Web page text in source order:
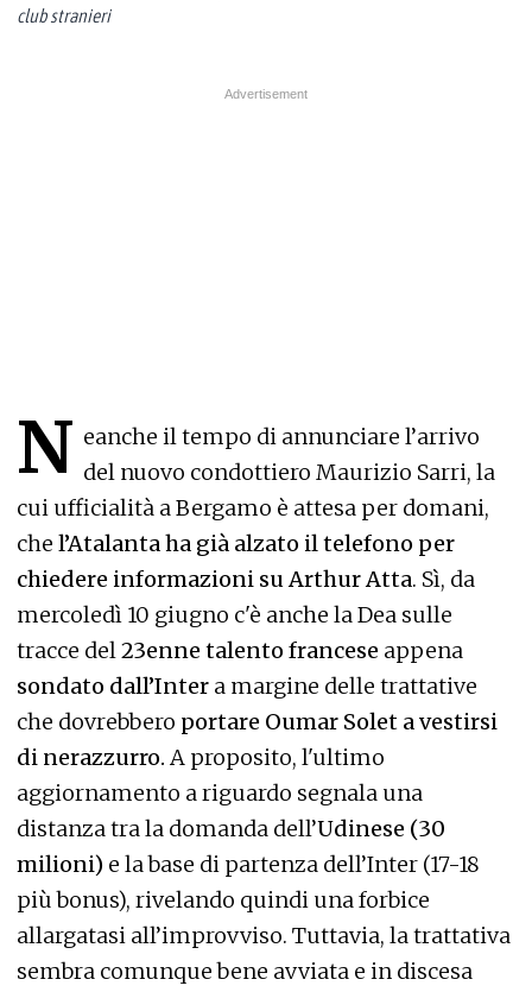
club stranieri
N eanche il tempo di annunciare l’arrivo
del nuovo condottiero Maurizio Sarri, la
cui ufficialità a Bergamo è attesa per domani,
che l’Atalanta ha già alzato il telefono per
chiedere informazioni su Arthur Atta. Sì, da
mercoledì 10 giugno c'è anche la Dea sulle
tracce del23enne talento francese appena
sondato dall’Inter a margine delle trattative
che dovrebbero portare Oumar Solet a vestirsi
di nerazzurro. A proposito, l'ultimo
aggiornamento a riguardo segnala una
distanza tra la domanda dell’Udinese (30
milioni) e la base di partenza dell’Inter (17-18
più bonus), rivelando quindi una forbice
allargatasi all’improvviso. Tuttavia, la trattativa
sembra comunque bene avviata e in discesa